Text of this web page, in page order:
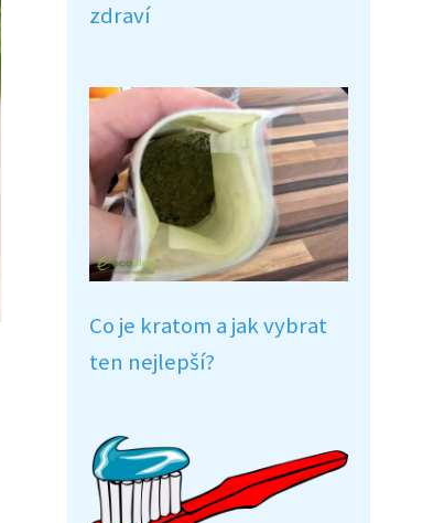
zdraví
Co je kratom a jak vybrat
ten nejlepší?